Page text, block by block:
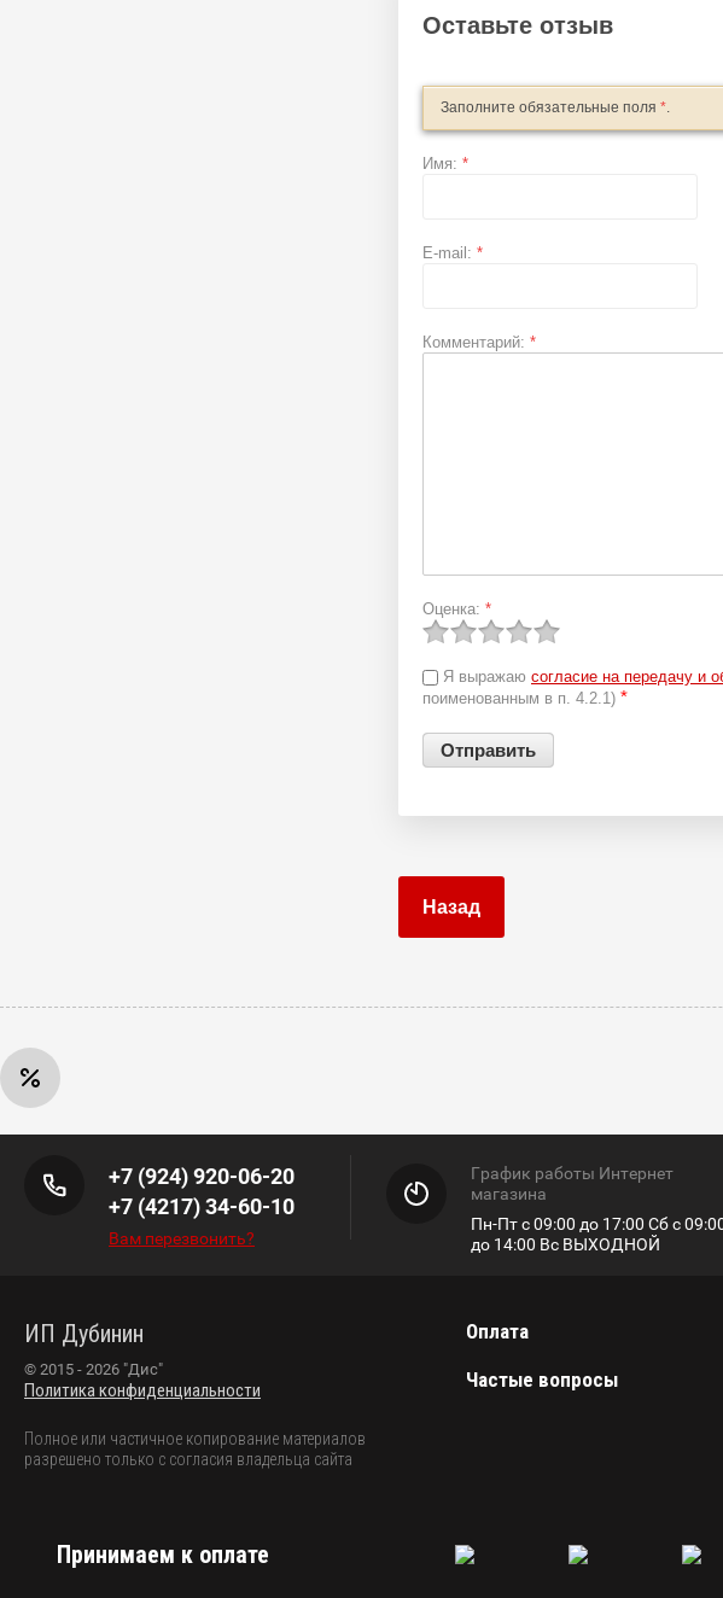
Оставьте отзыв
Заполните обязательные поля *.
Имя: *
E-mail: *
Комментарий: *
Оценка: *
Я выражаю согласие на передачу и
поименованным в п. 4.2.1) *
Назад
+7 (924) 920-06-20
+7 (4217) 34-60-10
Вам перезвонить?
График работы Интернет
магазина
Пн-Пт с 09:00 до 17:00 Сб с
до 14:00 Вс ВЫХОДНОЙ
ИП Дубинин
© 2015 - 2026 "Дис"
Политика конфиденциальности
Полное или частичное копирование материалов
разрешено только с согласия владельца сайта
Оплата
Частые вопросы
Принимаем к оплате